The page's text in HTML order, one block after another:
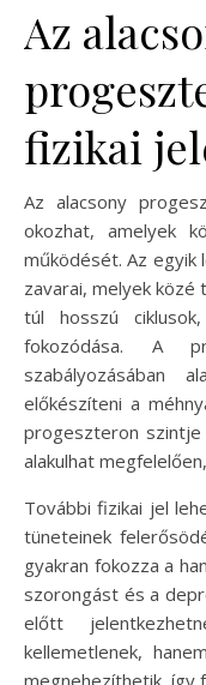
Az
fizikai
Az alacsony
okozhat, amelyek
működését. Az egyik
zavarai, melyek
túl hosszú
fokozódása. A
szabályozásában
előkészíteni a
progeszteron szintje
alakulhat
További fizikai jel
tüneteinek
gyakran fokozza a
szorongást és a
előtt
kellemetlenek,
megnehezíthetik, így